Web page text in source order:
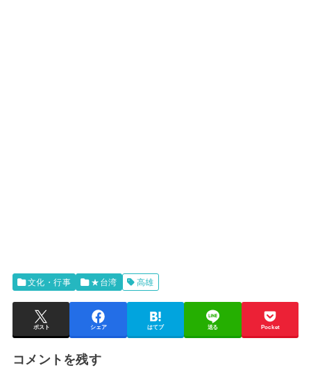
文化・行事 ★台湾 高雄
ポスト シェア はてブ 送る Pocket
コメントを残す